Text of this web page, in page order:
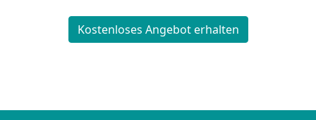
Kostenloses Angebot erhalten